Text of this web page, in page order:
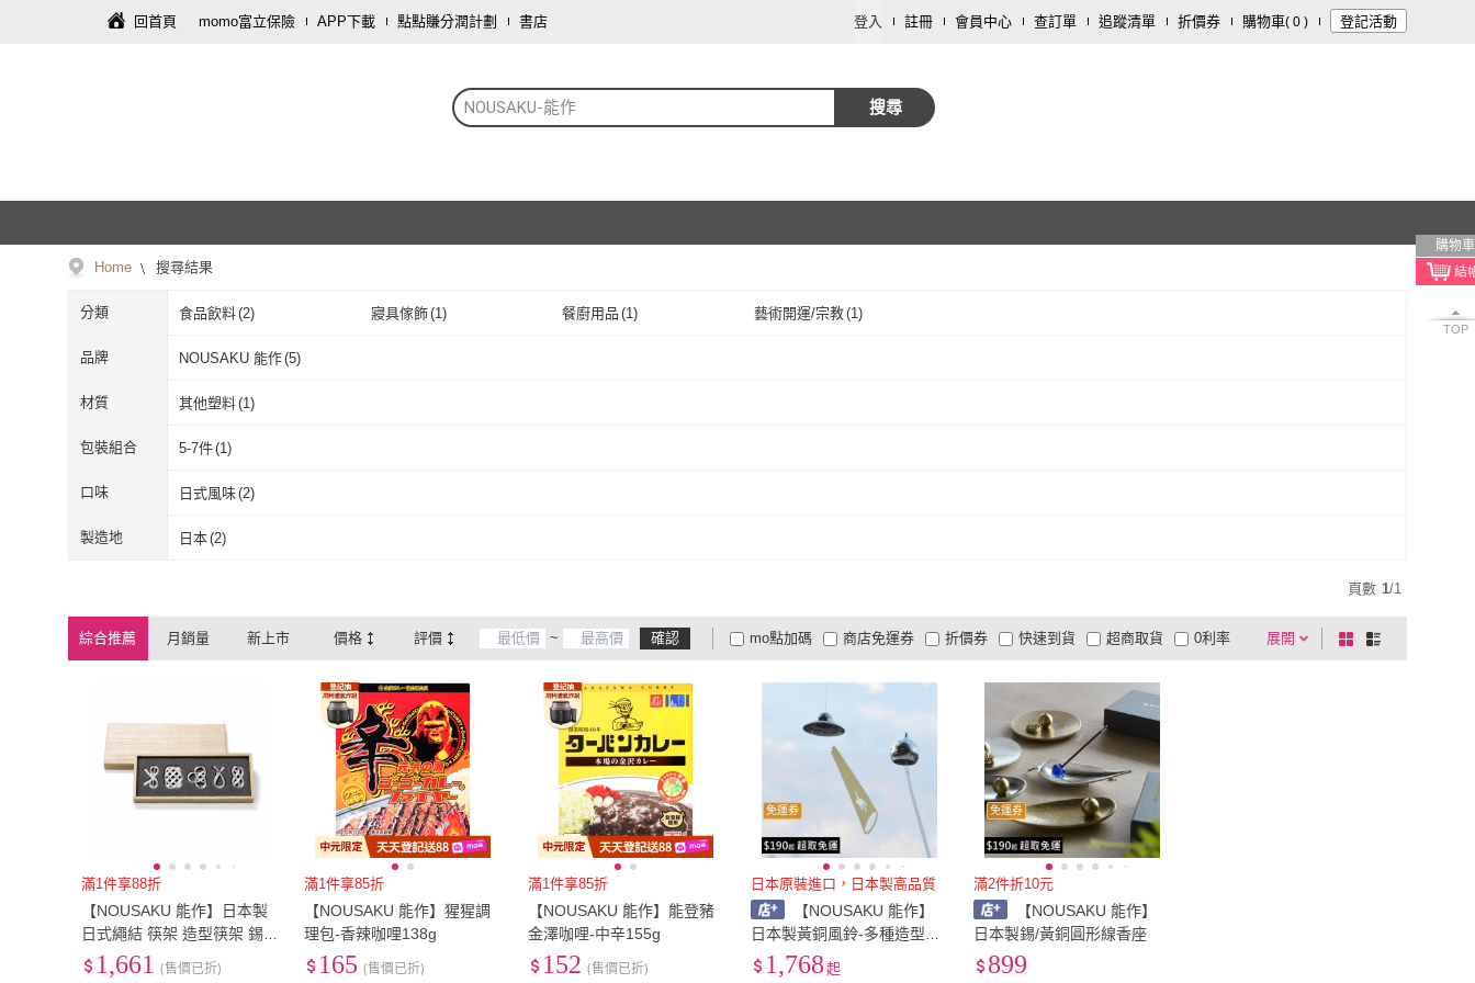
回首頁 momo富立保險 APP下載 點點賺分潤計劃 書店 登入 註冊 會員中心 查訂單 追蹤清單 折價券 購物車( 0 ) 登記活動
NOUSAKU-能作 搜尋
購物車
TOP
Home 搜尋結果
分類 食品飲料(2) 寢具傢飾(1) 餐廚用品 (1) 藝術開運/宗教(1)
品牌 NOUSAKU 能作(5)
NOUSAKU 能作
材質 其他塑料(1)
其他塑料
包裝組合 5-7件(1)
5-7件(1)
口味 日式風味(2)
日式風味
製造地 日本(2)
頁數 1/1
綜合推薦 月銷量 新上市 價格 評價 ~ 確認 展開
折價券
有影片
商品有量 電視購物
mo點加碼 快速到貨 超商取貨
低溫宅配
大家電安心配
大家電快配
定期配/分次配
商店免運券 0利率
貨到付款 超商付款
5
棋
盤
列
滿1件享88折
【NOUSAKU 能作】日本製
日式繩結 筷架 造型筷架 錫
製 尖端不沾桌(純錫筷架5入)
1,661 (售價已折)
滿1件享85折
【NOUSAKU 能作】猩猩調
理包-香辣咖哩138g
165 (售價已折)
滿1件享85折
【NOUSAKU 能作】能登豬
金澤咖哩-中辛155g
152 (售價已折)
免運券
日本原裝進口，日本製高品質
【NOUSAKU 能作】
日本製黃銅風鈴-多種造型顏
色可選 ( rin 風鈴 / UFO 風
1,768 起
免運券
滿2件折10元
【NOUSAKU 能作】
日本製錫/黃銅圓形線香座
899